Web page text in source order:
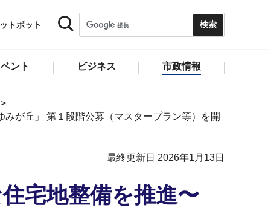
トボット
ント ビジネス 市政情報
が丘」 第１段階公募（マスタープラン等）を開
最終更新日 2026年1月13日
宅地整備を推進〜